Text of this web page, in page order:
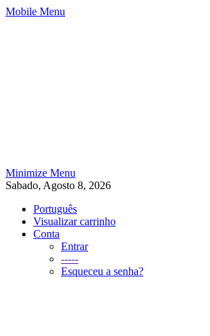
Mobile Menu
Minimize Menu
Sabado, Agosto 8, 2026
Português
Visualizar carrinho
Conta
Entrar
-----
Esqueceu a senha?